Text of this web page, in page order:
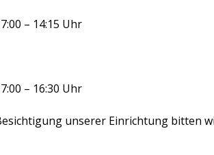
– 14:15 Uhr
– 16:30 Uhr
unserer Einrichtung bitten